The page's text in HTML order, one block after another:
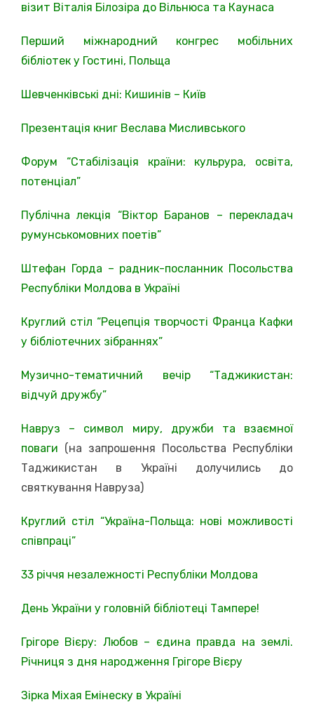
візит Віталія Білозіра до Вільнюса та Каунаса
Перший міжнародний конгрес мобільних
бібліотек у Гостині, Польща
Шевченківські дні: Кишинів – Київ
Презентація книг Веслава Мисливського
Форум “Стабілізація країни: кульрура, освіта,
потенціал”
Публічна лекція “Віктор Баранов – перекладач
румунськомовних поетів”
Штефан Горда – радник-посланник Посольства
Республіки Молдова в Україні
Круглий стіл “Рецепція творчості Франца Кафки
у бібліотечних зібраннях”
Музично-тематичний вечір “Таджикистан:
відчуй дружбу”
Навруз – символ миру, дружби та взаємної
поваги (на запрошення Посольства Республіки
Таджикистан в Україні долучились до
святкування Навруза)
Круглий стіл “Україна-Польща: нові можливості
співпраці”
33 річчя незалежності Республіки Молдова
День України у головній бібліотеці Тампере!
Грігоре Вієру: Любов – єдина правда на землі.
Річниця з дня народження Грігоре Вієру
Зірка Міхая Емінеску в Україні